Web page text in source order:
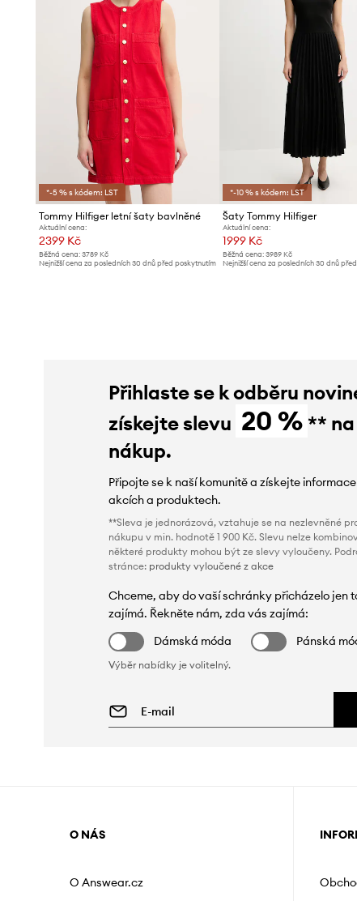
*-5 % s kódem: LST
Tommy Hilfiger letní šaty bavlněné
Aktuální cena:
2399 Kč
Běžná cena: 3789 Kč
Nejnižší cena za posledních 30 dnů před poskytnutím
*-10 % s kódem: LST
Šaty Tommy Hilfiger
Aktuální cena:
1999 Kč
Běžná cena:3989 Kč
Nejnižší cena za posledních 30 dnů
Přihlaste se k odběru
získejte slevu 20 % **
nákup.
Připojte se k naší komunitě a získejte
akcích a produktech.
**Sleva je jednorázová, vztahuje se na nezlevněné
nákupu v min. hodnotě 1 900 Kč. Slevu nelze
některé produkty mohou být ze slevy vyloučeny.
stránce: produkty vyloučené z akce
Chceme, aby do vaší schránky přicházelo jen
zajímá. Řekněte nám, zda vás zajímá:
Dámská móda
Pánská
Výběr nabídky je volitelný.
O NÁS
O Answear.cz